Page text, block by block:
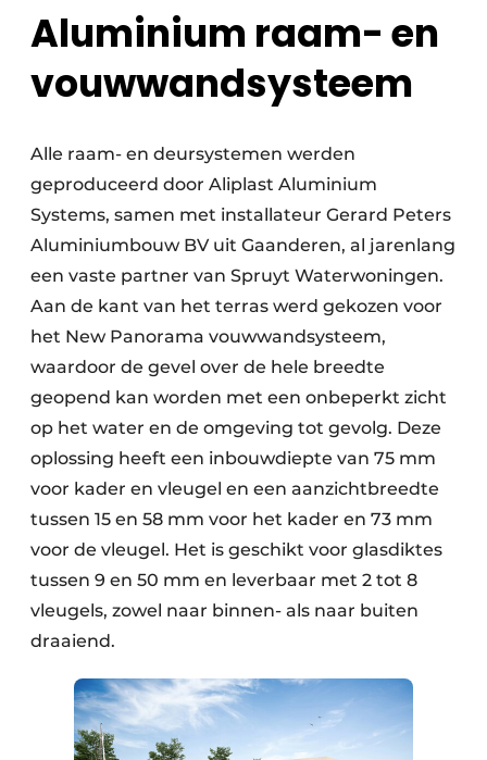
Aluminium raam- en
vouwwandsysteem
Alle raam- en deursystemen werden
geproduceerd door Aliplast Aluminium
Systems, samen met installateur Gerard Peters
Aluminiumbouw BV uit Gaanderen, al jarenlang
een vaste partner van Spruyt Waterwoningen.
Aan de kant van het terras werd gekozen voor
het New Panorama vouwwandsysteem,
waardoor de gevel over de hele breedte
geopend kan worden met een onbeperkt zicht
op het water en de omgeving tot gevolg. Deze
oplossing heeft een inbouwdiepte van 75 mm
voor kader en vleugel en een aanzichtbreedte
tussen 15 en 58 mm voor het kader en 73 mm
voor de vleugel. Het is geschikt voor glasdiktes
tussen 9 en 50 mm en leverbaar met 2 tot 8
vleugels, zowel naar binnen- als naar buiten
draaiend.